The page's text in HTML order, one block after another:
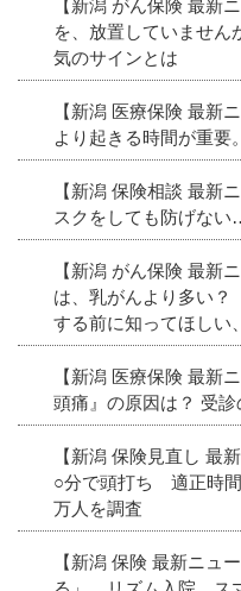
【新潟 がん保険 最新
を、放置していませ
気のサインとは
【新潟 医療保険 最新
より起きる時間が重要
【新潟 保険相談 最新
スクをしても防げな
【新潟 がん保険 最新
は、乳がんより多い？
する前に知ってほしい
【新潟 医療保険 最新
頭痛』の原因は？ 受
【新潟 保険見直し 最
○分で頭打ち 適正時
万人を調査
【新潟 保険 最新ニュ